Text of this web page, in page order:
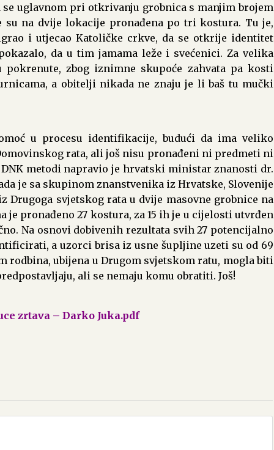
uglavnom pri otkrivanju grobnica s manjim brojem
su na dvije lokacije pronađena po tri kostura. Tu je,
i utjecao Katoličke crkve, da se otkrije identitet
da u tim jamama leže i svećenici. Za velika
pokrenute, zbog iznimne skupoće zahvata pa kosti
a obitelji nikada ne znaju je li baš tu mučki
u procesu identifikacije, budući da ima veliko
rata, ali još nisu pronađeni ni predmeti ni
metodi napravio je hrvatski ministar znanosti dr.
je sa skupinom znanstvenika iz Hrvatske, Slovenije
Drugoga svjetskog rata u dvije masovne grobnice na
je pronađeno 27 kostura, za 15 ih je u cijelosti utvrđen
Na osnovi dobivenih rezultata svih 27 potencijalno
a uzorci brisa iz usne šupljine uzeti su od 69
ubijena u Drugom svjetskom ratu, mogla biti
ali se nemaju komu obratiti. Još!
zrtava – Darko Juka.pdf